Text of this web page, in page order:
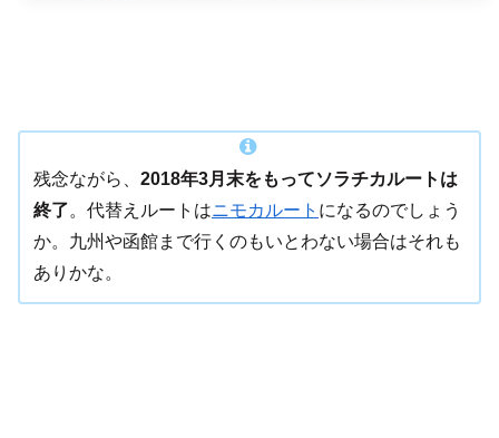
残念ながら、 2018年3月末をもってソラチカルートは
終了。代替えルートはニモカルート になるのでしょう
か。九州や函館まで行くのもいとわない場合はそれも
ありかな。